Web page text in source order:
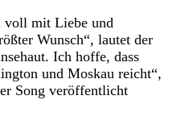
voll mit Liebe und
Wunsch“, lautet der
Ich hoffe, dass
und Moskau reicht“,
Song veröffentlicht